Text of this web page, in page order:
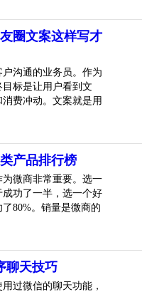
。市面上有多少化妆品
者，有的人有固定的化
生。能跟上市场节奏
店家，平均每天都可以
果你没有货源，就要每
的节奏。衣服更新快，
也不容易，基本没戏！
圈文案这样写才
沟通的业务员。作为
标是让用户看到文
费冲动。文案就是用
产品排行榜
微商非常重要。选一
功了一半，选一个好
80%。销量是微商的
聊天技巧
过微信的聊天功能，